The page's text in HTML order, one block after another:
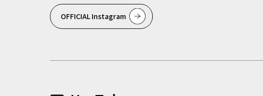
OFFICIAL Instagram